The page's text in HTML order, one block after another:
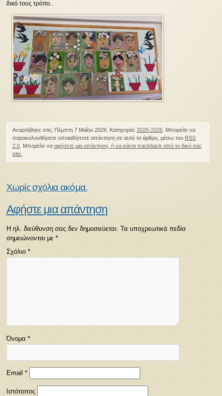
δικό τους τρόπο..
Αναρτήθηκε στις: Πέμπτη 7 Μαΐου 2026. Κατηγορία: 2025-2026. Μπορείτε να
παρακολουθήσετε οποιαδήποτε απάντηση σε αυτό το άρθρο, μέσω του RSS
2.0. Μπορείτε να αφήσετε μια απάντηση, ή να κάντε trackback από το δικό σας
site.
Χωρίς σχόλια ακόμα.
Αφήστε μια απάντηση
Η ηλ. διεύθυνση σας δεν δημοσιεύεται. Τα υποχρεωτικά πεδία
σημειώνονται με *
Σχόλιο *
Όνομα *
Email *
Ιστότοπος